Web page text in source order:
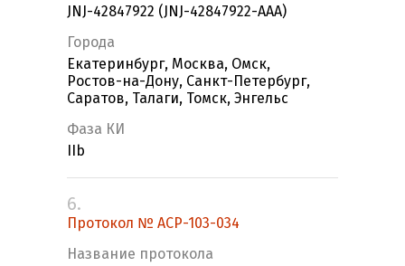
JNJ-42847922 (JNJ-42847922-AAA)
Города
Екатеринбург, Москва, Омск,
Ростов-на-Дону, Санкт-Петербург,
Саратов, Талаги, Томск, Энгельс
Фаза КИ
IIb
6.
Протокол № ACP-103-034
Название протокола